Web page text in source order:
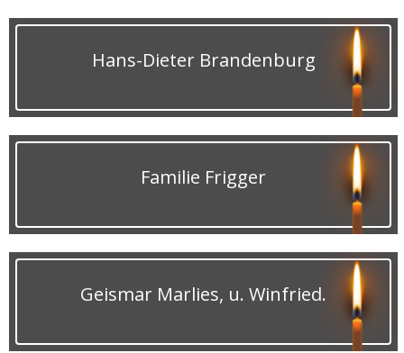
Hans-Dieter Brandenburg
Familie Frigger
Geismar Marlies, u. Winfried.